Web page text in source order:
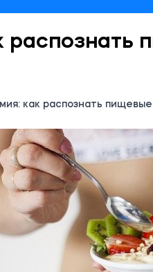
распознать
как распознать